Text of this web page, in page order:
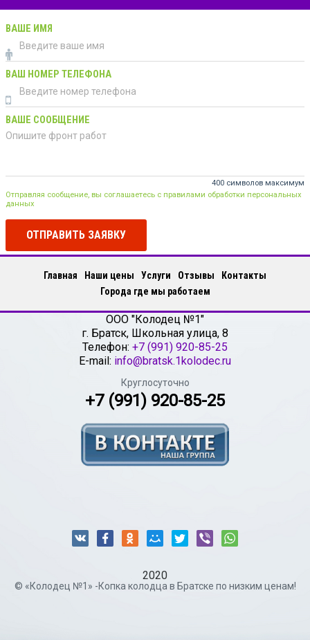
ВАШЕ ИМЯ
ВАШ НОМЕР ТЕЛЕФОНА
ВАШЕ СООБЩЕНИЕ
400 символов максимум
Отправляя сообщение, вы соглашаетесь с правилами обработки персональных
данных
ОТПРАВИТЬ ЗАЯВКУ
Главная Наши цены Услуги Отзывы
Контакты
Города где мы работаем
ООО "Колодец №1"
г. Братск, Школьная улица, 8
Телефон: +7 (991) 920-85-25
E-mail: info@bratsk.1kolodec.ru
Круглосуточно
+7 (991) 920-85-25
2020
© «Колодец №1» -Копка колодца в Братске по низким ценам!